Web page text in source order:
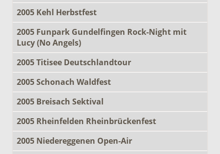
2005 Kehl Herbstfest
2005 Funpark Gundelfingen Rock-Night mit
Lucy (No Angels)
2005 Titisee Deutschlandtour
2005 Schonach Waldfest
2005 Breisach Sektival
2005 Rheinfelden Rheinbrückenfest
2005 Niedereggenen Open-Air